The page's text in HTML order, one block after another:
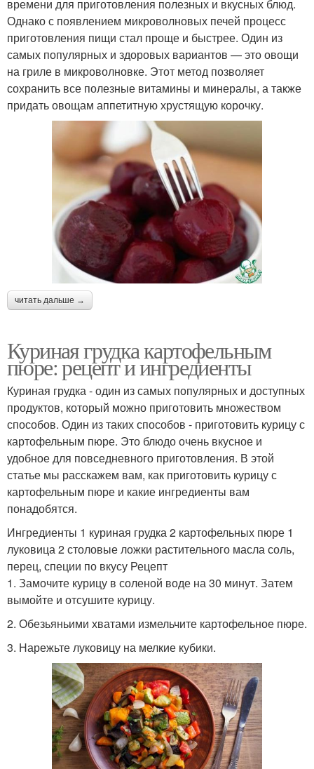
времени для приготовления полезных и вкусных блюд.
Однако с появлением микроволновых печей процесс
приготовления пищи стал проще и быстрее. Один из
самых популярных и здоровых вариантов — это овощи
на гриле в микроволновке. Этот метод позволяет
сохранить все полезные витамины и минералы, а также
придать овощам аппетитную хрустящую корочку.
читать дальше →
Куриная грудка картофельным
пюре: рецепт и ингредиенты
Куриная грудка - один из самых популярных и доступных
продуктов, который можно приготовить множеством
способов. Один из таких способов - приготовить курицу с
картофельным пюре. Это блюдо очень вкусное и
удобное для повседневного приготовления. В этой
статье мы расскажем вам, как приготовить курицу с
картофельным пюре и какие ингредиенты вам
понадобятся.
Ингредиенты 1 куриная грудка 2 картофельных пюре 1
луковица 2 столовые ложки растительного масла соль,
перец, специи по вкусу Рецепт
1. Замочите курицу в соленой воде на 30 минут. Затем
вымойте и отсушите курицу.
2. Обезьяньими хватами измельчите картофельное пюре.
3. Нарежьте луковицу на мелкие кубики.